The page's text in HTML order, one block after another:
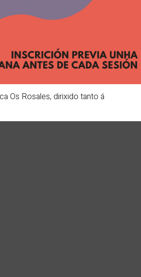
Os Rosales, dirixido tanto á